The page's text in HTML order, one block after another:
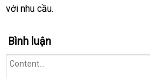
hàng luận
với nhu cầu.
Bình luận